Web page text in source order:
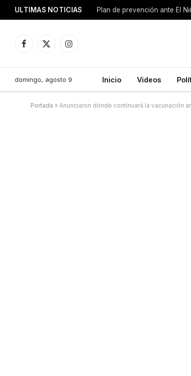
ULTIMAS NOTICIAS Plan de prevención ante El
Facebook
X
Instagram
domingo, agosto 9 Inicio Videos
Portada » Anunciaron dónde continuará la vacunación